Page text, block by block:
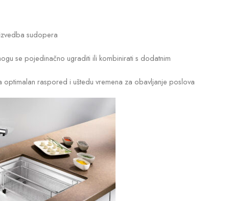
sudopera
se pojedinačno ugraditi ili kombinirati s dodatnim
raspored i uštedu vremena za obavljanje poslova